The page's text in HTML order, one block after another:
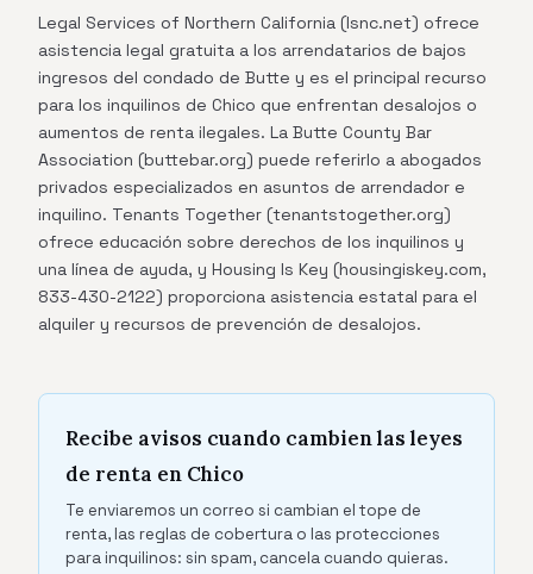
Legal Services of Northern California (lsnc.net) ofrece
asistencia legal gratuita a los arrendatarios de bajos
ingresos del condado de Butte y es el principal recurso
para los inquilinos de Chico que enfrentan desalojos o
aumentos de renta ilegales. La Butte County Bar
Association (buttebar.org) puede referirlo a abogados
privados especializados en asuntos de arrendador e
inquilino. Tenants Together (tenantstogether.org)
ofrece educación sobre derechos de los inquilinos y
una línea de ayuda, y Housing Is Key (housingiskey.com,
833-430-2122) proporciona asistencia estatal para el
alquiler y recursos de prevención de desalojos.
Recibe avisos cuando cambien las leyes
de renta en Chico
Te enviaremos un correo si cambian el tope de
renta, las reglas de cobertura o las protecciones
para inquilinos: sin spam, cancela cuando quieras.